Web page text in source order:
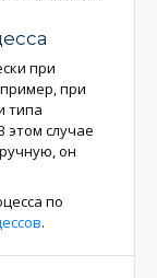
при
при
типа
этом случае
он
по
.